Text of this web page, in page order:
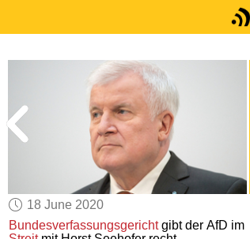
18 June 2020
Bundesverfassungsgerichtgibt der AfD im